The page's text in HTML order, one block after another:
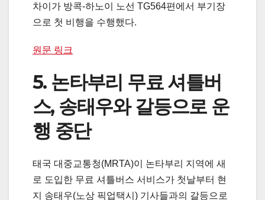
차이가 방콕-하노이 노선 TG564편에서 부기장
으로 첫 비행을 수행했다.
원문 링크
5. 논타부리 무료 셔틀버
스, 송태우와 갈등으로 운
행 중단
태국 대중교통청(MRTA)이 논타부리 지역에 새
로 도입한 무료 셔틀버스 서비스가 첫날부터 현
지 송태우(노상 픽업택시) 기사들과의 갈등으로